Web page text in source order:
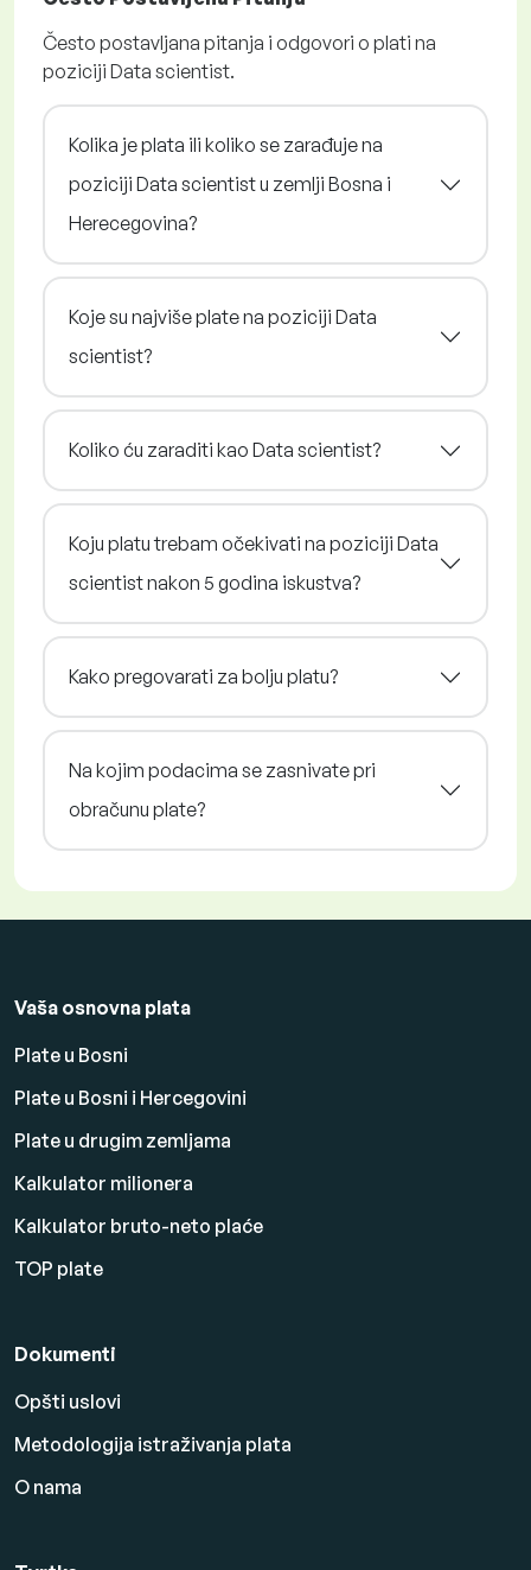
Često postavljana pitanja i odgovori o plati na
poziciji Data scientist.
Kolika je plata ili koliko se zarađuje na
poziciji Data scientist u zemlji Bosna i
Herecegovina?
Koje su najviše plate na poziciji Data
scientist?
Koliko ću zaraditi kao Data scientist?
Koju platu trebam očekivati na poziciji Data
scientist nakon 5 godina iskustva?
Kako pregovarati za bolju platu?
Na kojim podacima se zasnivate pri
obračunu plate?
Vaša osnovna plata
Plate u Bosni
Plate u Bosni i Hercegovini
Plate u drugim zemljama
Kalkulator milionera
Kalkulator bruto-neto plaće
TOP plate
Dokumenti
Opšti uslovi
Metodologija istraživanja plata
O nama